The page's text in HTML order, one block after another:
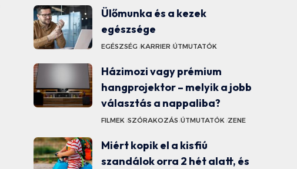
Ülőmunka és a kezek
egészsége
EGÉSZSÉG KARRIER ÚTMUTATÓK
Házimozi vagy prémium
hangprojektor – melyik a jobb
választás a nappaliba?
FILMEK SZÓRAKOZÁS ÚTMUTATÓK ZENE
Miért kopik el a kisfiú
szandálok orra 2 hét alatt, és